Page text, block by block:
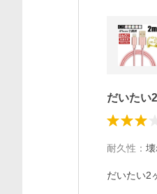
だいたい
耐久性 ：
だいたい2